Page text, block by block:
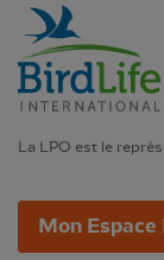
La LPO est le
Mon Espace